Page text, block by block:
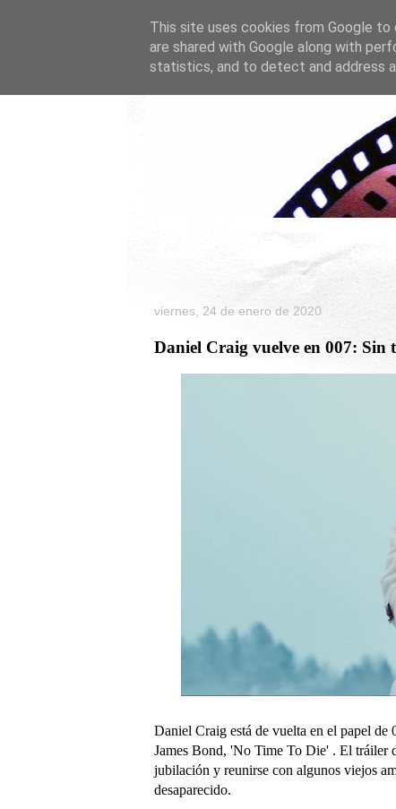
viernes, 24 de enero de 2020
Daniel Craig vuelve en 007:
Daniel Craig está de vuelta en el papel de
James Bond, 'No Time To Die' . El tráiler
jubilación y reunirse con algunos viejos
desaparecido.
This site uses cookies from Google to
are shared with Google along with
statistics, and to detect and address